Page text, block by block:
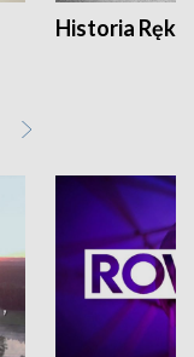
Historia Ręką